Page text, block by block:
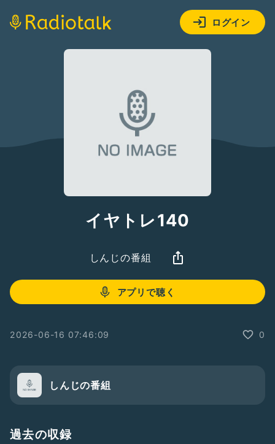
ログイン
イヤトレ140
しんじの番組
アプリで聴く
2026-06-16 07:46:09 0
しんじの番組
過去の収録